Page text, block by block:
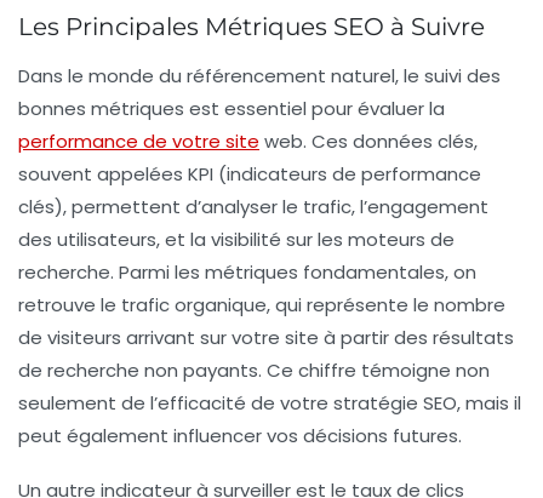
Les Principales Métriques SEO à Suivre
Dans le monde du référencement naturel, le suivi des
bonnes métriques est essentiel pour évaluer la
performance de votre site web. Ces données clés,
souvent appelées KPI (indicateurs de performance
clés), permettent d’analyser le trafic, l’engagement
des utilisateurs, et la visibilité sur les moteurs de
recherche. Parmi les métriques fondamentales, on
retrouve le trafic organique, qui représente le nombre
de visiteurs arrivant sur votre site à partir des résultats
de recherche non payants. Ce chiffre témoigne non
seulement de l’efficacité de votre stratégie SEO, mais il
peut également influencer vos décisions futures.
Un autre indicateur à surveiller est le taux de clics